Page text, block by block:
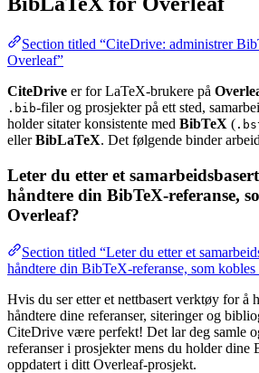
Section titled “CiteDrive: administrer
Overleaf”
CiteDrive er for LaTeX-brukere på
.bib-filer og prosjekter på ett sted,
holder sitater konsistente med BibTeX (
ellerBibLaTeX. Det følgende binder
Leter du etter et
håndtere din BibTeX-referanse,
Overleaf?
Section titled “Leter du etter et
håndtere din BibTeX-referanse, som
Hvis du ser etter et nettbasert verktøy for å
håndtere dine referanser, siteringer og
CiteDrive være perfekt! Det lar deg samle
referanser i prosjekter mens du holder
oppdatert i ditt Overleaf-prosjekt.